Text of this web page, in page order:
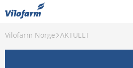
Vilofarm Norge AKTUELT
OM OSS